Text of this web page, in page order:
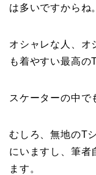
は多いですからね。
オシャレな人、オ
も着やすい最高の
スケーターの中で
むしろ、無地のT
にいますし、筆者
ます。